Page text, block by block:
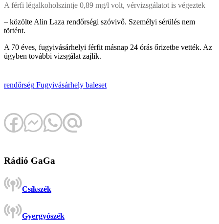
A férfi légalkoholszintje 0,89 mg/l volt, vérvizsgálatot is végeztek
– közölte Alin Laza rendőrségi szóvivő. Személyi sérülés nem
történt.
A 70 éves, fugyivásárhelyi férfit másnap 24 órás őrizetbe vették. Az
ügyben további vizsgálat zajlik.
rendőrség Fugyivásárhely baleset
Rádió GaGa
Csíkszék
Gyergyószék